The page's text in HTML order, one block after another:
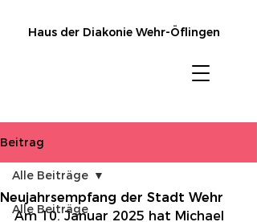
Haus der Diakonie Wehr-Öflingen
Beitrag
Alle Beiträge
Alle Beiträge
Neujahrsempfang der Stadt Wehr
Am 10. Januar 2025 hat Michael